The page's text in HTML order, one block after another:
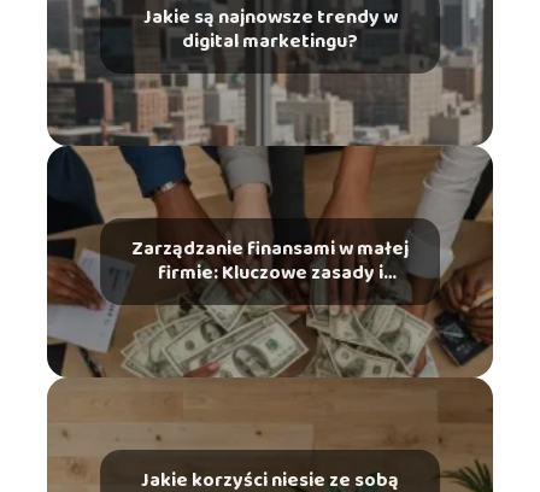
Jakie są najnowsze trendy w
digital marketingu?
Zarządzanie finansami w małej
firmie: Kluczowe zasady i
narzędzia
Jakie korzyści niesie ze sobą